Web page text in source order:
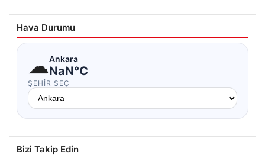
Hava Durumu
☁Ankara
NaN°C
ŞEHIR SEÇ
Bizi Takip Edin